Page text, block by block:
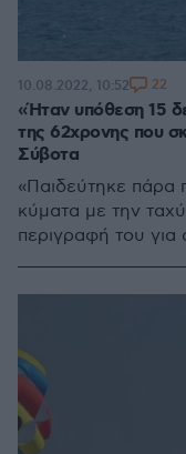
«Ήταν υπόθεση 15
της 62χρονης που
Σύβοτα
«Παιδεύτηκε πάρα
κύματα με την
περιγραφή του για
10.08.2022, 10:52 22